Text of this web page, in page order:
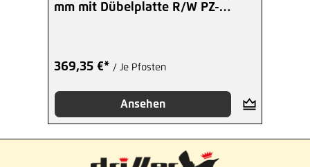
mm mit Dübelplatte R/W PZ-
369,35 €* / Je Pfosten
Ansehen